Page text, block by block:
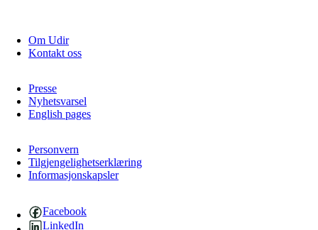
Om Udir
Kontakt oss
Presse
Nyhetsvarsel
English pages
Personvern
Tilgjengelighetserklæring
Informasjonskapsler
Facebook
LinkedIn